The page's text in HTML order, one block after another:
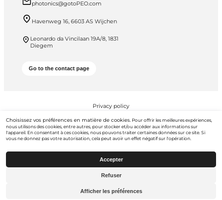
photonics@gotoPEO.com
Havenweg 16, 6603 AS Wijchen
Leonardo da Vincilaan 19A/8, 1831
Diegem
Go to the contact page
Privacy policy
PEO B.V. © 2026 Tous droits réservés
Aller à gotopeo.com
Choisissez vos préférences en matière de cookies. Pour offrir les meilleures expériences,
nous utilisons des cookies, entre autres, pour stocker et/ou accéder aux informations sur
l'appareil. En consentant à ces cookies, nous pouvons traiter certaines données sur ce site. Si
vous ne donnez pas votre autorisation, cela peut avoir un effet négatif sur l'opération.
Accepter
Refuser
Afficher les préférences